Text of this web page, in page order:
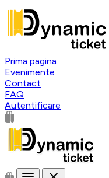
Prima pagina
Evenimente
Contact
FAQ
Autentificare